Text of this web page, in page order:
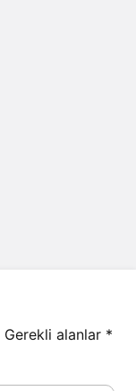
Gerekli alanlar *